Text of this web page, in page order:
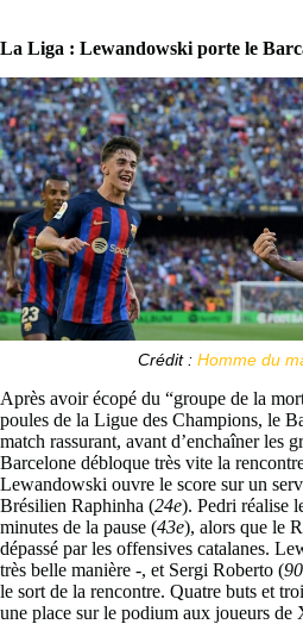
La Liga : Lewandowski porte le
Crédit : Homme du
Après avoir écopé du “groupe de la
poules de la Ligue des Champions, le
match rassurant, avant d’enchaîner les
Barcelone débloque très vite la
Lewandowski ouvre le score sur un
Brésilien Raphinha (24e). Pedri réalise
minutes de la pause (43e), alors que le
dépassé par les offensives catalanes.
très belle manière -, et Sergi Roberto (
le sort de la rencontre. Quatre buts et
une place sur le podium aux joueurs de